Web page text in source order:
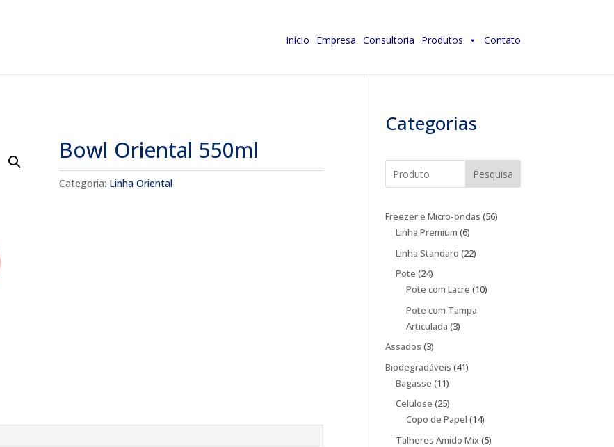
Início Empresa Consultoria Produtos Contato
Bowl Oriental 550ml
Categoria: Linha Oriental
Categorias
Pesquisa
Freezer e Micro-ondas 5656
Linha Premium 66
produtos
Linha Standard 2222
Pote 2424
produtos
Pote com Lacre 1010
Pote com Tampa
Articulada 33
Assados 33
produtos
Biodegradáveis 4141
Bagasse 1111
produtos
Celulose 2525
produtos
Copo de Papel 1414
produtos
Talheres Amido Mix 55